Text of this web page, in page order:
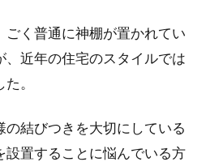
く普通に神棚が置かれてい
、近年の住宅のスタイルでは
。
の結びつきを大切にしている
設置することに悩んでいる方